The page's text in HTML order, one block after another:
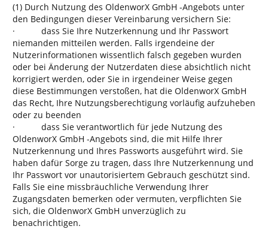
(1) Durch Nutzung des OldenworX GmbH -Angebots unter
den Bedingungen dieser Vereinbarung versichern Sie:
· dass Sie Ihre Nutzerkennung und Ihr Passwort
niemanden mitteilen werden. Falls irgendeine der
Nutzerinformationen wissentlich falsch gegeben wurden
oder bei Änderung der Nutzerdaten diese absichtlich nicht
korrigiert werden, oder Sie in irgendeiner Weise gegen
diese Bestimmungen verstoßen, hat die OldenworX GmbH
das Recht, Ihre Nutzungsberechtigung vorläufig aufzuheben
oder zu beenden
· dass Sie verantwortlich für jede Nutzung des
OldenworX GmbH -Angebots sind, die mit Hilfe Ihrer
Nutzerkennung und Ihres Passworts ausgeführt wird. Sie
haben dafür Sorge zu tragen, dass Ihre Nutzerkennung und
Ihr Passwort vor unautorisiertem Gebrauch geschützt sind.
Falls Sie eine missbräuchliche Verwendung Ihrer
Zugangsdaten bemerken oder vermuten, verpflichten Sie
sich, die OldenworX GmbH unverzüglich zu
benachrichtigen.